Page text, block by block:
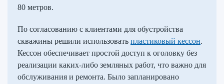
80 метров.
По согласованию с клиентами для обустройства
скважины решили использовать пластиковый кессон.
Кессон обеспечивает простой доступ к оголовку без
реализации каких-либо земляных работ, что важно для
обслуживания и ремонта. Было запланировано